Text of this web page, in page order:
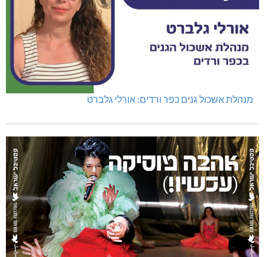
מנהלת אשכול גנים כפר ורדים: אורלי גלברט